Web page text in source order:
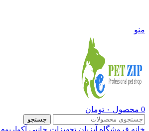
منو
0 محصول ۰ تومان
جستجو
خانه فروشگاه آبزیان تجهیزات جانبی آکواریوم